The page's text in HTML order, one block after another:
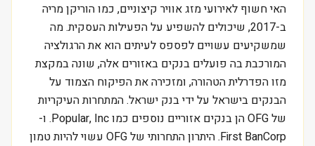
האי חשוף לאירועי מזג אוויר קיצוניים, כמו הוריקן מריה
ב-2017, שיכולים להשפיע על הפעילות העסקית. מה
שמשקיעים עשויים לפספס לעיתים הוא את הרגולציה
המורכבת בה פועלים בנקים באזורים אלה, שונה במקצת
מזו הפדרלית הטהורה, ומזכירה את הפיקוח הצמוד על
הבנקים בישראל על ידי בנק ישראל. המתחרות העיקריות
של OFG הן בנקים אזוריים נוספים כמו Popular, Inc. ו-
First BanCorp. היתרון התחרותי של OFG עשוי להיות טמון